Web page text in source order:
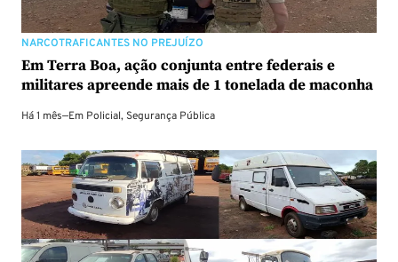
NARCOTRAFICANTES NO PREJUÍZO
Em Terra Boa, ação conjunta entre federais e
militares apreende mais de 1 tonelada de maconha
Há 1 mês—Em Policial, Segurança Pública